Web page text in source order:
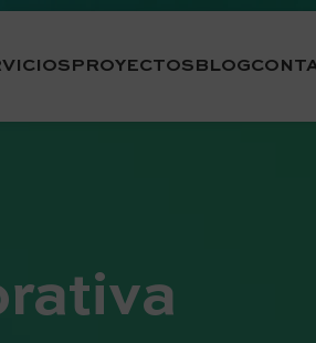
PROYECTOSBLOG